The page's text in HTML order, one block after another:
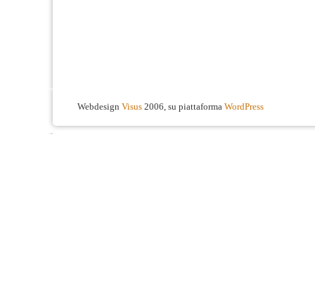
Webdesign Visus 2006, su piattaforma WordPress